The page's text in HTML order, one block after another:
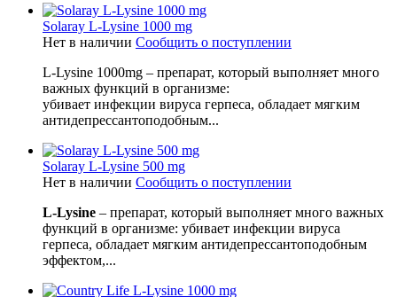
Solaray L-Lysine 1000 mg
Нет в наличии Сообщить о поступлении
L-Lysine 1000mg – препарат, который выполняет много
важных функций в организме:
убивает инфекции вируса герпеса, обладает мягким
антидепрессантоподобным...
Solaray L-Lysine 500 mg
Нет в наличии Сообщить о поступлении
L-Lysine – препарат, который выполняет много важных
функций в организме: убивает инфекции вируса
герпеса, обладает мягким антидепрессантоподобным
эффектом,...